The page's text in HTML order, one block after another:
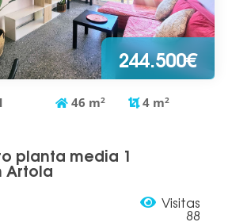
244.500€
46 m2 4 m2
planta media 1
Artola
Visitas
88